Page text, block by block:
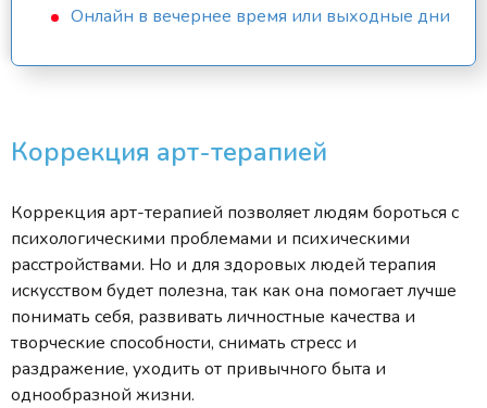
Онлайн в вечернее время или выходные дни
Коррекция арт-терапией
Коррекция арт-терапией позволяет людям бороться с
психологическими проблемами и психическими
расстройствами. Но и для здоровых людей терапия
искусством будет полезна, так как она помогает лучше
понимать себя, развивать личностные качества и
творческие способности, снимать стресс и
раздражение, уходить от привычного быта и
однообразной жизни.